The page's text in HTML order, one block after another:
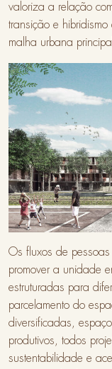
valoriza a relação
transição e
malha urbana
Os fluxos de
promover a unidade
estruturadas para
parcelamento do
diversificadas,
produtivos, todos
sustentabilidade e